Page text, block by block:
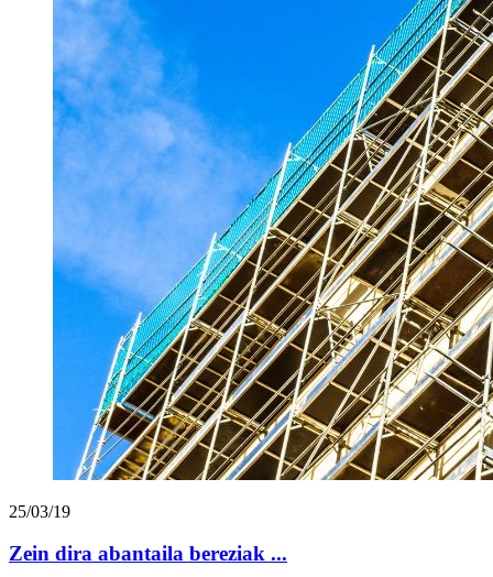
25/03/19
Zein dira abantaila bereziak ...